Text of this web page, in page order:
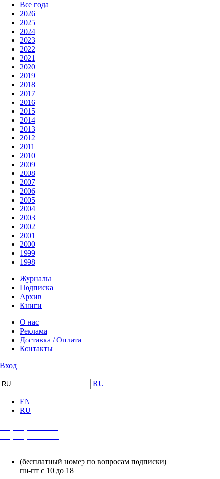
Все года
2026
2025
2024
2023
2022
2021
2020
2019
2018
2017
2016
2015
2014
2013
2012
2011
2010
2009
2008
2007
2006
2005
2004
2003
2002
2001
2000
1999
1998
Журналы
Подписка
Архив
Книги
О нас
Реклама
Доставка / Оплата
Контакты
Вход
RU
EN
RU
(бесплатный номер по вопросам подписки)
пн-пт с 10 до 18